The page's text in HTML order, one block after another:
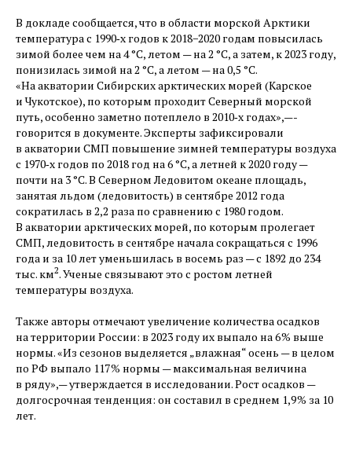
В докладе сообщается, что в области морской Арктики
температура с 1990‑х годов к 2018−2020 годам повысилась
зимой более чем на 4 °C, летом — ​на 2 °C, а затем, к 2023 году,
понизилась зимой на 2 °C, а летом — ​на 0,5 °C.
«На акватории Сибирских арктических морей (Карское
и Чукотское), по которым проходит Северный морской
путь, особенно заметно потеплело в 2010‑х годах», —-
говорится в документе. Эксперты зафиксировали
в акватории СМП повышение зимней температуры воздуха
с 1970‑х годов по 2018 год на 6 °C, а летней к 2020 году — ​
почти на 3 °C. В Северном Ледовитом океане площадь,
занятая льдом (ледовитость) в сентябре 2012 года
сократилась в 2,2 раза по сравнению с 1980 годом.
В акватории арктических морей, по которым пролегает
СМП, ледовитость в сентябре начала сокращаться с 1996
года и за 10 лет уменьшилась в восемь раз — ​с 1892 до 234
тыс. км2. Ученые связывают это с ростом летней
температуры воздуха.
Также авторы отмечают увеличение количества осадков
на территории России: в 2023 году их выпало на 6 % выше
нормы. «Из сезонов выделяется „влажная“ осень — ​в целом
по РФ выпало 117 % нормы — ​максимальная величина
в ряду», — ​утверждается в исследовании. Рост осадков — ​
долгосрочная тенденция: он составил в среднем 1,9 % за 10
лет.